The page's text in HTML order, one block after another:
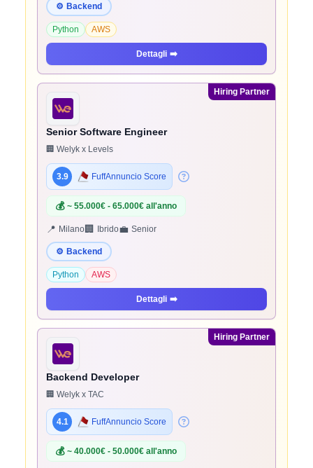
⚙️ Backend
Python AWS
Dettagli ➡️
Hiring Partner
Senior Software Engineer
🏢 Welyk x Levels
3.9 FuffAnnuncio Score
💰 ~ 55.000€ - 65.000€ all'anno
📍 Milano🏢 Ibrido💼 Senior
⚙️ Backend
Python AWS
Dettagli ➡️
Hiring Partner
Backend Developer
🏢 Welyk x TAC
4.1 FuffAnnuncio Score
💰 ~ 40.000€ - 50.000€ all'anno